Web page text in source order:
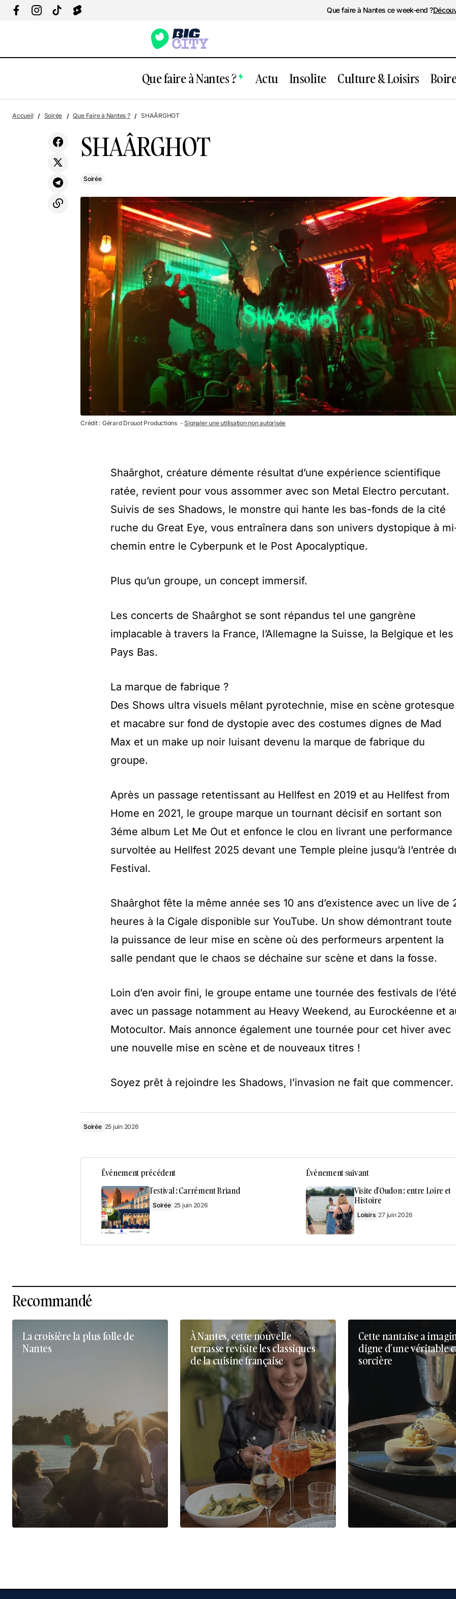
Que faire à Nantes ce week-end ?
Que faire à Nantes ? Actu Insolite Culture & Loisirs
Concert de Maaar
Accueil Soirée Que Faire à Nantes ? SHAÂRGHOT
SHAÂRGHOT
Soirée
Crédit : Gérard Drouot Productions －Signaler une utilisation non autorisée
Shaârghot, créature démente résultat d’une expérience scientifique
ratée, revient pour vous assommer avec son Metal Electro percutant.
Suivis de ses Shadows, le monstre qui hante les bas-fonds de la cité
ruche du Great Eye, vous entraînera dans son univers dystopique à
chemin entre le Cyberpunk et le Post Apocalyptique.
Plus qu’un groupe, un concept immersif.
Les concerts de Shaârghot se sont répandus tel une gangrène
implacable à travers la France, l’Allemagne la Suisse, la Belgique et les
Pays Bas.
La marque de fabrique ?
Des Shows ultra visuels mêlant pyrotechnie, mise en scène grotesque
et macabre sur fond de dystopie avec des costumes dignes de Mad
Max et un make up noir luisant devenu la marque de fabrique du
groupe.
Après un passage retentissant au Hellfest en 2019 et au Hellfest from
Home en 2021, le groupe marque un tournant décisif en sortant son
3éme album Let Me Out et enfonce le clou en livrant une performance
survoltée au Hellfest 2025 devant une Temple pleine jusqu’à l’entrée
Festival.
Shaârghot fête la même année ses 10 ans d’existence avec un live de
heures à la Cigale disponible sur YouTube. Un show démontrant toute
la puissance de leur mise en scène où des performeurs arpentent la
salle pendant que le chaos se déchaine sur scène et dans la fosse.
Loin d’en avoir fini, le groupe entame une tournée des festivals de l’été
avec un passage notamment au Heavy Weekend, au Eurockéenne et
Motocultor. Mais annonce également une tournée pour cet hiver avec
une nouvelle mise en scène et de nouveaux titres !
Soyez prêt à rejoindre les Shadows, l’invasion ne fait que commencer.
Soirée 25 juin 2026
Événement précédent
Festival : Carrément Briand
Soirée 25 juin 2026
Événement suivant
Visite d’Oudon : entre Loire et
Histoire
Loisirs 27 juin 2026
Recommandé
La croisière la plus folle de
Nantes
À Nantes, cette nouvelle
terrasse revisite les classiques
de la cuisine française
Cette nantaise a
digne d’une véritable
sorcière